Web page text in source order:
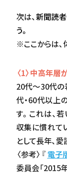
次は、新聞読者
う。
※ここからは、
〈1〉中高年層
20代～30代の
代・60代以上
す。これは、
収集に慣れて
として長年、
〈参考〉『 電子
委員会「2015